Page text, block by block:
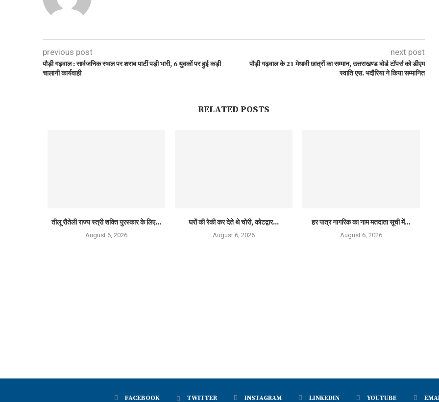
previous post
पौड़ी गढ़वाल : सार्वजनिक स्थल पर शराब पार्टी पड़ी भारी, 6 युवकों पर हुई कड़ी
चालानी कार्यवाही
next post
पौड़ी गढ़वाल के 21 मेधावी छात्रों का सम्मान, उत्तराखण्ड बोर्ड टॉपर्स को डीएम
स्वाति एस. भदौरिया ने किया सम्मानित
RELATED POSTS
तीलू रौतेली राज्य स्त्री शक्ति पुरस्कार के लिए...
August 6, 2026
घरों की रेकी कर देते थे चोरी, कोटद्वार...
August 6, 2026
हर पात्र नागरिक का नाम मतदाता सूची में...
August 6, 2026
FACEBOOK TWITTER INSTAGRAM LINKEDIN YOUTUBE